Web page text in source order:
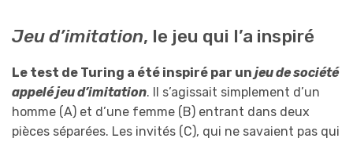
Jeu d’imitation, le jeu qui l’a inspiré
Le test de Turing a été inspiré par un jeu de société
appelé jeu d’imitation. Il s’agissait simplement d’un
homme (A) et d’une femme (B) entrant dans deux
pièces séparées. Les invités (C), qui ne savaient pas qui